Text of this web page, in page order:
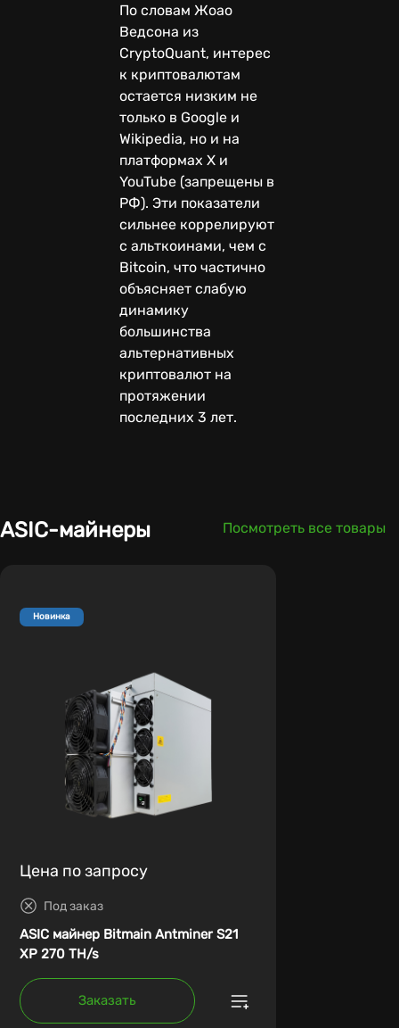
По словам Жоао
Ведсона из
CryptoQuant, интерес
к криптовалютам
остается низким не
только в Google и
Wikipedia, но и на
платформах X и
YouTube (запрещены в
РФ). Эти показатели
сильнее коррелируют
с альткоинами, чем с
Bitcoin, что частично
объясняет слабую
динамику
большинства
альтернативных
криптовалют на
протяжении
последних 3 лет.
ASIC-майнеры Посмотреть все товары
Новинка
Цена по запросу
Под заказ
ASIC майнер Bitmain Antminer S21
XP 270 TH/s
Заказать